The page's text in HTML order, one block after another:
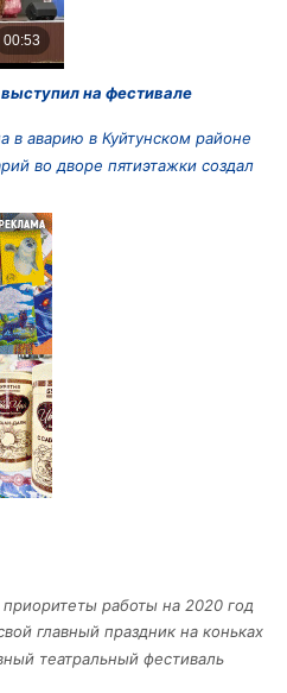
на фестивале
в аварию в Куйтунском районе
во дворе пятиэтажки создал
работы на 2020 год
главный праздник на коньках
театральный фестиваль